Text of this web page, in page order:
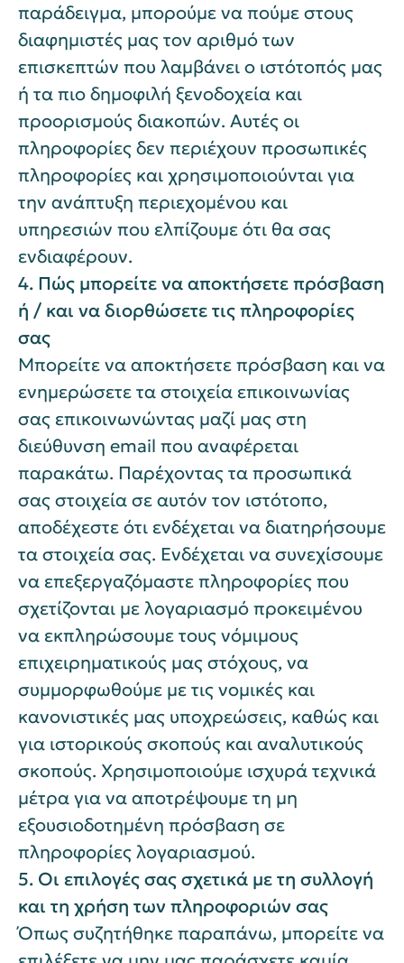
παράδειγμα, μπορούμε να πούμε στους
διαφημιστές μας τον αριθμό των
επισκεπτών που λαμβάνει ο ιστότοπός μας
ή τα πιο δημοφιλή ξενοδοχεία και
προορισμούς διακοπών. Αυτές οι
πληροφορίες δεν περιέχουν προσωπικές
πληροφορίες και χρησιμοποιούνται για
την ανάπτυξη περιεχομένου και
υπηρεσιών που ελπίζουμε ότι θα σας
ενδιαφέρουν.
4. Πώς μπορείτε να αποκτήσετε πρόσβαση
ή / και να διορθώσετε τις πληροφορίες
σας
Μπορείτε να αποκτήσετε πρόσβαση και να
ενημερώσετε τα στοιχεία επικοινωνίας
σας επικοινωνώντας μαζί μας στη
διεύθυνση email που αναφέρεται
παρακάτω. Παρέχοντας τα προσωπικά
σας στοιχεία σε αυτόν τον ιστότοπο,
αποδέχεστε ότι ενδέχεται να διατηρήσουμε
τα στοιχεία σας. Ενδέχεται να συνεχίσουμε
να επεξεργαζόμαστε πληροφορίες που
σχετίζονται με λογαριασμό προκειμένου
να εκπληρώσουμε τους νόμιμους
επιχειρηματικούς μας στόχους, να
συμμορφωθούμε με τις νομικές και
κανονιστικές μας υποχρεώσεις, καθώς και
για ιστορικούς σκοπούς και αναλυτικούς
σκοπούς. Χρησιμοποιούμε ισχυρά τεχνικά
μέτρα για να αποτρέψουμε τη μη
εξουσιοδοτημένη πρόσβαση σε
πληροφορίες λογαριασμού.
5. Οι επιλογές σας σχετικά με τη συλλογή
και τη χρήση των πληροφοριών σας
Όπως συζητήθηκε παραπάνω, μπορείτε να